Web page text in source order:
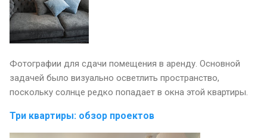
Фотографии для сдачи помещения в аренду. Основной
задачей было визуально осветлить пространство,
поскольку солнце редко попадает в окна этой квартиры.
Три квартиры: обзор проектов